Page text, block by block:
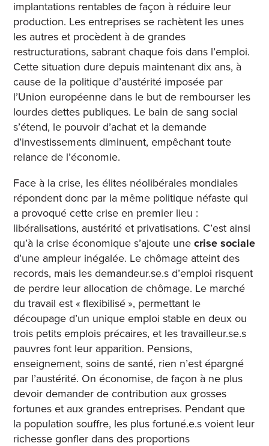
implantations rentables de façon à réduire leur
production. Les entreprises se rachètent les unes
les autres et procèdent à de grandes
restructurations, sabrant chaque fois dans l’emploi.
Cette situation dure depuis maintenant dix ans, à
cause de la politique d’austérité imposée par
l’Union européenne dans le but de rembourser les
lourdes dettes publiques. Le bain de sang social
s’étend, le pouvoir d’achat et la demande
d’investissements diminuent, empêchant toute
relance de l’économie.
Face à la crise, les élites néolibérales mondiales
répondent donc par la même politique néfaste qui
a provoqué cette crise en premier lieu :
libéralisations, austérité et privatisations. C’est ainsi
qu’à la crise économique s’ajoute unecrise sociale
d’une ampleur inégalée. Le chômage atteint des
records, mais les demandeur.se.s d’emploi risquent
de perdre leur allocation de chômage. Le marché
du travail est « flexibilisé », permettant le
découpage d’un unique emploi stable en deux ou
trois petits emplois précaires, et les travailleur.se.s
pauvres font leur apparition. Pensions,
enseignement, soins de santé, rien n’est épargné
par l’austérité. On économise, de façon à ne plus
devoir demander de contribution aux grosses
fortunes et aux grandes entreprises. Pendant que
la population souffre, les plus fortuné.e.s voient leur
richesse gonfler dans des proportions